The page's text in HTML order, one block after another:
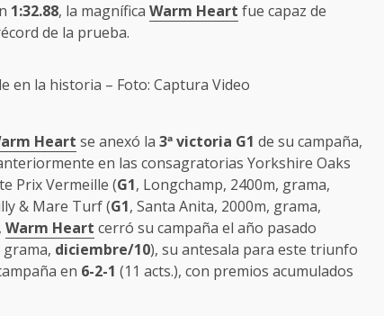
1:32.88, la magnífica Warm Heart fue capaz de
de la prueba.
la historia – Foto: Captura Video
Heart se anexó la 3ª victoria G1 de su campaña,
en las consagratorias Yorkshire Oaks
Prix Vermeille (G1, Longchamp, 2400m, grama,
& Mare Turf (G1, Santa Anita, 2000m, grama,
Warm Heart cerró su campaña el año pasado
grama, diciembre/10), su antesala para este triunfo
en 6-2-1 (11 acts.), con premios acumulados